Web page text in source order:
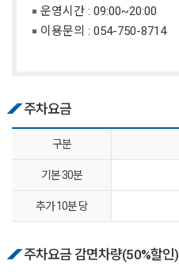
운영시간 : 09:00~20:00
이용문의 : 054-750-8714
주차요금
구분
기본 30분
추가 10분 당
주차요금 감면차량(50%할인)